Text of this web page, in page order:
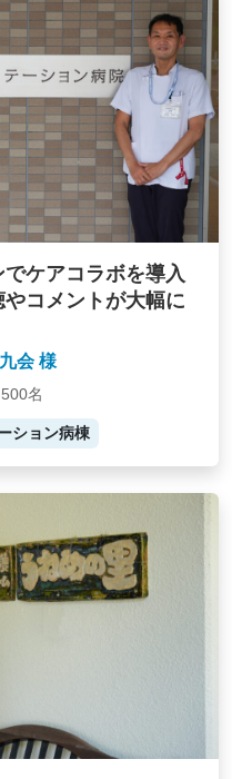
ケアコラボを導入
コメントが大幅に
会 様
名
ション病棟